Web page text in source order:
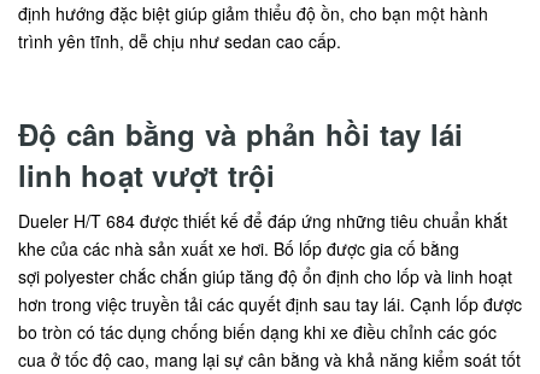
định hướng đặc biệt giúp giảm thiểu độ ồn, cho bạn một hành
trình yên tĩnh, dễ chịu như sedan cao cấp.
Độ cân bằng và phản hồi tay lái
linh hoạt vượt trội
Dueler H/T 684 được thiết kế để đáp ứng những tiêu chuẩn khắt
khe của các nhà sản xuất xe hơi. Bố lốp được gia cố bằng
sợi polyester chắc chắn giúp tăng độ ổn định cho lốp và linh hoạt
hơn trong việc truyền tải các quyết định sau tay lái. Cạnh lốp được
bo tròn có tác dụng chống biến dạng khi xe điều chỉnh các góc
cua ở tốc độ cao, mang lại sự cân bằng và khả năng kiểm soát tốt